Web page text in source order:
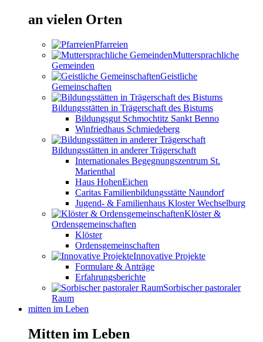
an vielen Orten
Pfarreien
Muttersprachliche
Gemeinden
Geistliche
Gemeinschaften
Bildungsstätten in Trägerschaft des Bistums
Bildungsgut Schmochtitz Sankt Benno
Winfriedhaus Schmiedeberg
Bildungsstätten in anderer Trägerschaft
Internationales Begegnungszentrum St.
Marienthal
Haus HohenEichen
Caritas Familienbildungsstätte Naundorf
Jugend- & Familienhaus Kloster Wechselburg
Klöster &
Ordensgemeinschaften
Klöster
Ordensgemeinschaften
Innovative Projekte
Formulare & Anträge
Erfahrungsberichte
Sorbischer pastoraler
Raum
mitten im Leben
Mitten im Leben